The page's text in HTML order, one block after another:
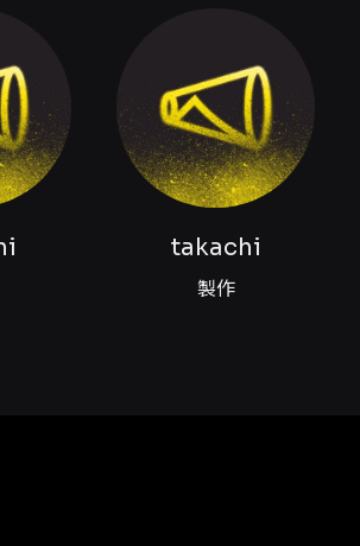
：依文化部定型化契約，本活動採
票券後 3 日內（不含購票日）可申
期不受理；退票須酌收票面金額
實體票券退票需郵寄回 KKTIX 指定
流程請參閱 KKTIX 退換票規定。 -
勿於非 KKTIX 正式授權通路購票或
，以免購買到假票或遭詐騙。 - 身
側拍、錄影、錄音及未經許可的肢
takachi
製作